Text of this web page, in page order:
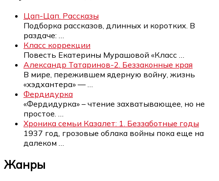
Цап-Цап. Рассказы
Подборка рассказов, длинных и коротких. В
раздаче:
Класс коррекции
Повесть Екатерины Мурашовой «Класс
Александр Татаринов-2. Беззаконные края
В мире, пережившем ядерную войну, жизнь
«хэдхантера» —
Фердидурка
«Фердидурка» – чтение захватывающее, но не
простое.
Хроника семьи Казалет: 1. Беззаботные годы
1937 год, грозовые облака войны пока еще на
далеком
Жанры